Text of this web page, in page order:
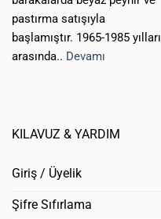
pastırma satışıyla
başlamıştır. 1965-1985 yılları
arasında.. Devamı
KILAVUZ & YARDIM
Giriş / Üyelik
Şifre Sıfırlama